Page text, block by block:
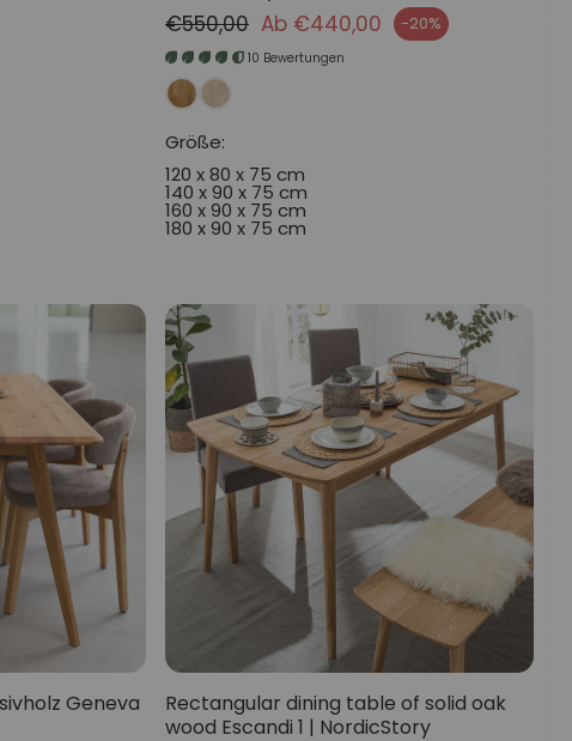
Ab €440,00 -20%
VerkaufspreisNormaler Preis
€550,00
10 Bewertungen
Größe:
120 x 80 x 75 cm
140 x 90 x 75 cm
160 x 90 x 75 cm
180 x 90 x 75 cm
Geneva
Rectangular dining table of solid oak
wood Escandi 1 | NordicStory